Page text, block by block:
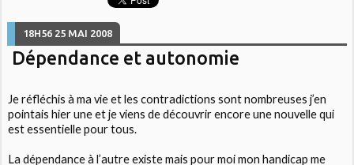
18H56 25 MAI 2008
Dépendance et autonomie
Je réfléchis à ma vie et les contradictions sont nombreuses j’en
pointais hier une et je viens de découvrir encore une nouvelle qui
est essentielle pour tous.
La dépendance à l’autre existe mais pour moi mon handicap me